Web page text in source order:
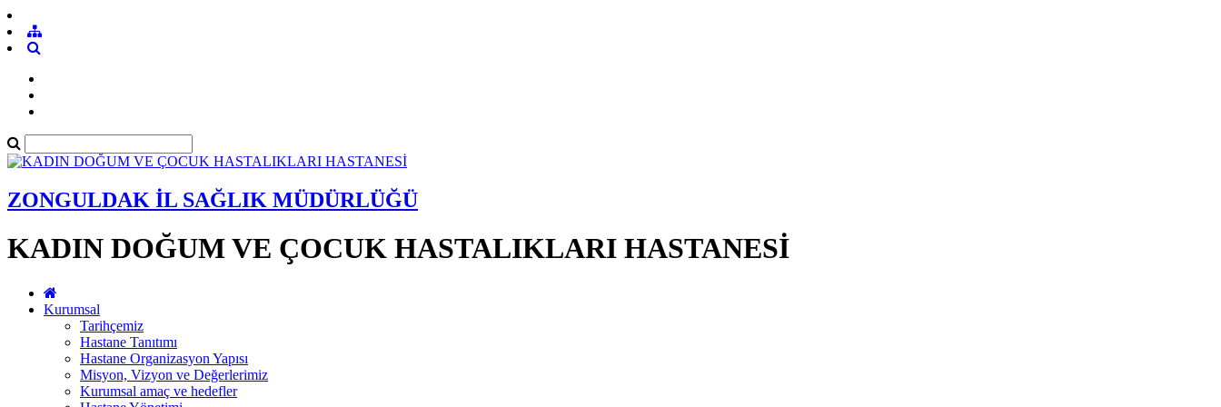
ZONGULDAK İL SAĞLIK MÜDÜRLÜĞÜ
KADIN DOĞUM VE ÇOCUK HASTALIKLARI HASTANESİ
Kurumsal
Tarihçemiz
Hastane Tanıtımı
Hastane Organizasyon Yapısı
Misyon, Vizyon ve Değerlerimiz
Kurumsal amaç ve hedefler